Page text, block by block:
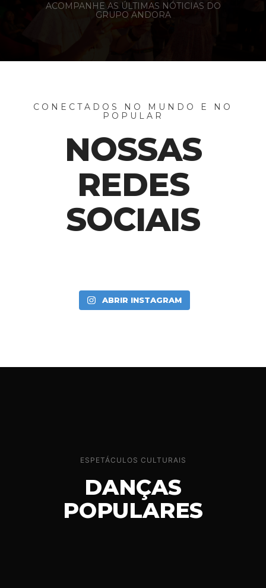
ACOMPANHE AS ÚLTIMAS NÓTICIAS DO
GRUPO ANDORA
CONECTADOS NO MUNDO E NO
POPULAR
NOSSAS
REDES
SOCIAIS
ABRIR INSTAGRAM
ESPETÁCULOS CULTURAIS
DANÇAS
POPULARES